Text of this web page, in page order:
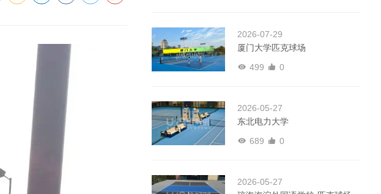
2026-07-29
厦门大学匹克球场
499
0
2026-05-27
东北电力大学
689
0
2026-05-27